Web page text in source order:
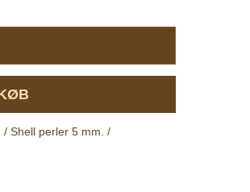
Shell perler 5 mm. /